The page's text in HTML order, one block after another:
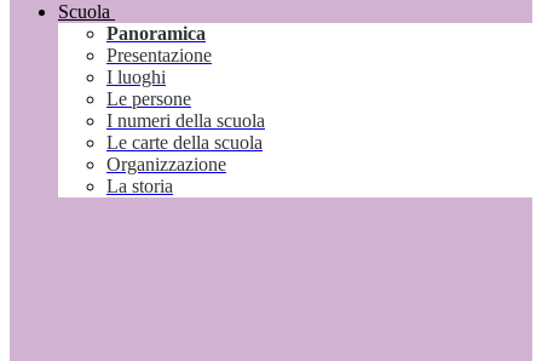
Scuola
Panoramica
Presentazione
I luoghi
Le persone
I numeri della scuola
Le carte della scuola
Organizzazione
La storia